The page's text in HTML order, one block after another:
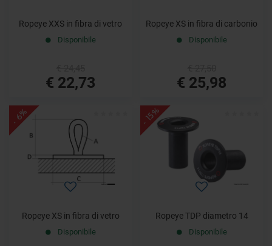
Ropeye XXS in fibra di vetro
Disponibile
€ 22,73
Ropeye XS in fibra di carbonio
Disponibile
€ 25,98
- 6%
Ropeye XS in fibra di vetro
Disponibile
- 15%
Ropeye TDP diametro 14
Disponibile